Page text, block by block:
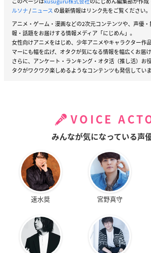
ルソナ/ニュース の最新情報はリンク先をご覧ください。
アニメ・ゲーム・漫画などの2次元コンテンツや、声優
報・話題をお届けする情報メディア「にじめん」。
女性向けアニメをはじめ、少年アニメやキャラクター作
マーにも幅を広げ、オタクが気になる情報を幅広くお届け
さらに、アンケート・ランキング・オタ活（推し活）お
タクがワクワク楽しめるようなコンテンツも発信していま
VOICE
みんなが気になっている声
速水奨 宮野真守